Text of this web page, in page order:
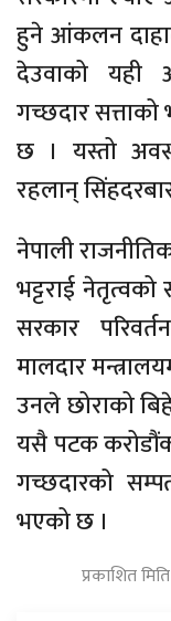
हुने आंकलन
देउवाको
गच्छदार
छ । यस्तो
रहलान्
नेपाली
भट्टराई
सरकार
मालदार
उनले छोराको
यसै पटक
गच्छदारको
भएको छ ।
प्रकाशित